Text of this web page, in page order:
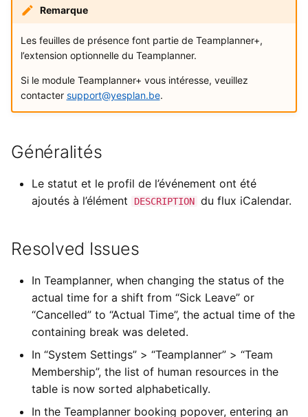
r
h
Audit Remarque
Les feuilles de présence font partie de Teamplanner+,
l’extension optionnelle du Teamplanner.
Si le module Teamplanner+ vous intéresse, veuillez
contacter support@yesplan.be.
Généralités
Le statut et le profil de l’événement ont été
ajoutés à l’élément
DESCRIPTION du flux iCalendar.
Resolved Issues
In Teamplanner, when changing the status of the
actual time for a shift from “Sick Leave” or
“Cancelled” to “Actual Time”, the actual time of the
containing break was deleted.
In “System Settings” > “Teamplanner” > “Team
Membership”, the list of human resources in the
table is now sorted alphabetically.
In the Teamplanner booking popover, entering an